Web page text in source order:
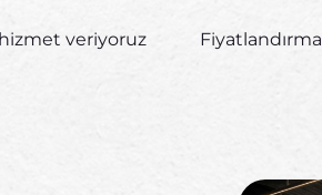
veriyoruz Fiyatlandırma